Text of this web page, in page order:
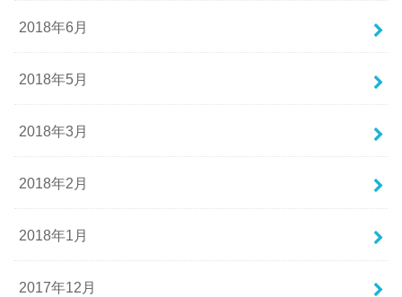
2018年6月
2018年5月
2018年3月
2018年2月
2018年1月
2017年12月